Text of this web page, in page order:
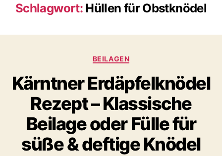
Schlagwort: Hüllen für Obstknödel
Kategorien
BEILAGEN
Kärntner Erdäpfelknödel
Rezept – Klassische
Beilage oder Fülle für
süße & deftige Knödel